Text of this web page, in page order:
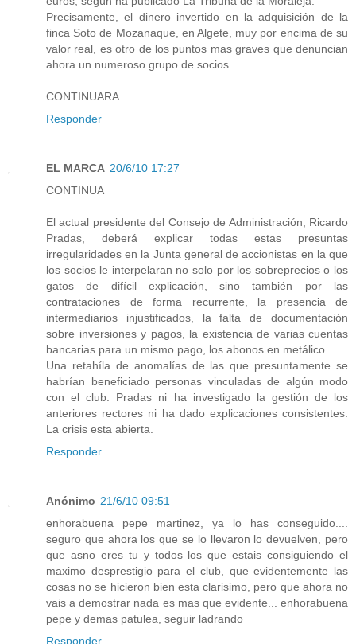
Precisamente, el dinero invertido en la adquisición de la
finca Soto de Mozanaque, en Algete, muy por encima de su
valor real, es otro de los puntos mas graves que denuncian
ahora un numeroso grupo de socios.
CONTINUARA
Responder
EL MARCA 20/6/10 17:27
CONTINUA
El actual presidente del Consejo de Administración, Ricardo
Pradas, deberá explicar todas estas presuntas
irregularidades en la Junta general de accionistas en la que
los socios le interpelaran no solo por los sobreprecios o los
gatos de difícil explicación, sino también por las
contrataciones de forma recurrente, la presencia de
intermediarios injustificados, la falta de documentación
sobre inversiones y pagos, la existencia de varias cuentas
bancarias para un mismo pago, los abonos en metálico….
Una retahíla de anomalías de las que presuntamente se
habrían beneficiado personas vinculadas de algún modo
con el club. Pradas ni ha investigado la gestión de los
anteriores rectores ni ha dado explicaciones consistentes.
La crisis esta abierta.
Responder
Anónimo 21/6/10 09:51
enhorabuena pepe martinez, ya lo has conseguido....
seguro que ahora los que se lo llevaron lo devuelven, pero
que asno eres tu y todos los que estais consiguiendo el
maximo desprestigio para el club, que evidentemente las
cosas no se hicieron bien esta clarisimo, pero que ahora no
vais a demostrar nada es mas que evidente... enhorabuena
pepe y demas patulea, seguir ladrando
Responder